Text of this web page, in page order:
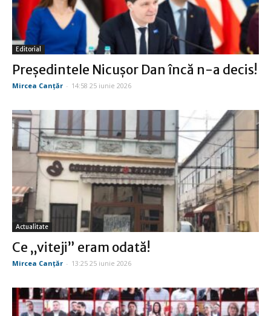
Editorial
Preşedintele Nicuşor Dan încă n-a decis!
Mircea Canţăr - 14:58 25 iunie 2026
Actualitate
Ce „viteji” eram odată!
Mircea Canţăr - 13:25 25 iunie 2026